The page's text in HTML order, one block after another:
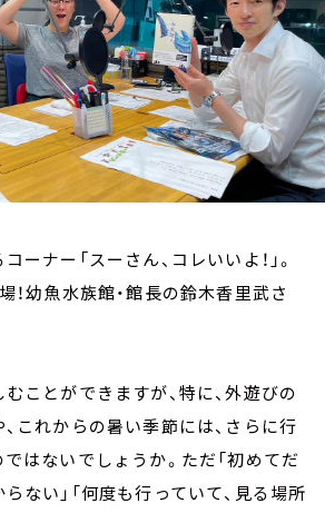
ーナー「スーさん、コレいいよ！」。
！幼魚水族館・館長の鈴木香里武さ
ことができますが、特に、外遊びの
これからの暑い季節には、さらに行
はないでしょうか。ただ「初めてだ
ない」「何度も行っていて、見る場所